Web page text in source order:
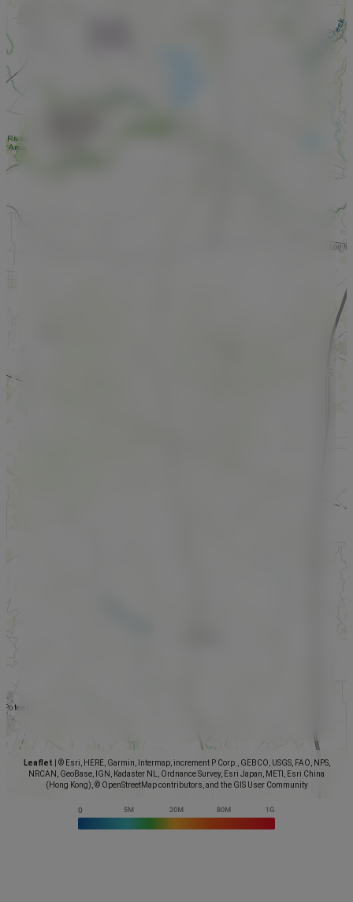
Leaflet
© Esri, HERE, Garmin, Intermap, increment P Corp., GEBCO, USGS, FAO, NPS,
NRCAN, GeoBase, IGN, Kadaster NL, Ordnance Survey, Esri Japan, METI, Esri China
(Hong Kong), © OpenStreetMap contributors, and the GIS User Community